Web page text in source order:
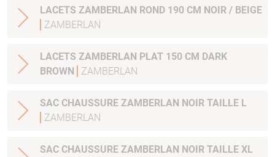
LACETS ZAMBERLAN ROND 190 CM NOIR / BEIGE
ZAMBERLAN
LACETS ZAMBERLAN PLAT 150 CM DARK
BROWN
ZAMBERLAN
SAC CHAUSSURE ZAMBERLAN NOIR TAILLE L
ZAMBERLAN
SAC CHAUSSURE ZAMBERLAN NOIR TAILLE XL